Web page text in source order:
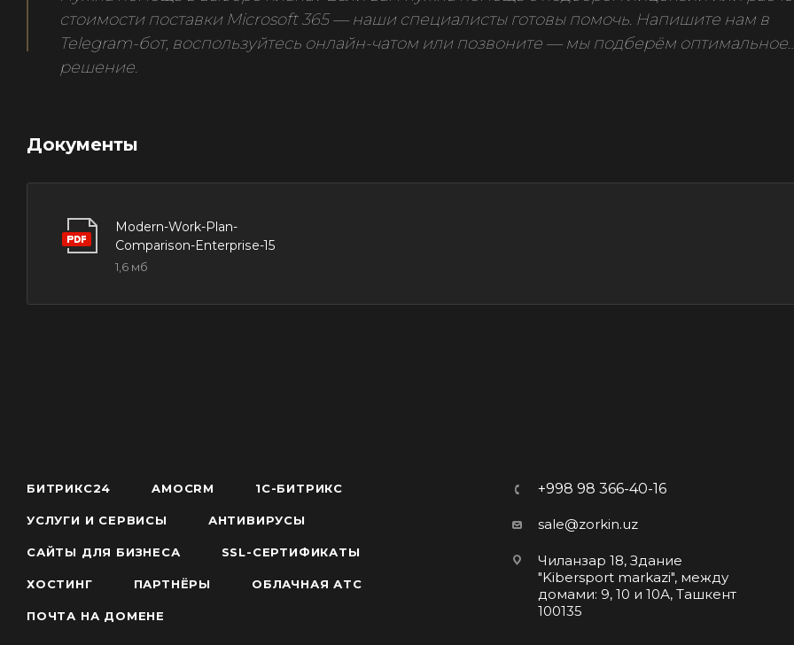
стоимости поставки Microsoft 365 — наши специалисты готовы помочь. Напишите нам в
Telegram-бот, воспользуйтесь онлайн-чатом или позвоните — мы подберём оптимальное
решение.
Документы
Modern-Work-Plan-
Comparison-Enterprise-15
1,6 мб
БИТРИКС24 AMOCRM 1С-БИТРИКС
УСЛУГИ И СЕРВИСЫ АНТИВИРУСЫ
САЙТЫ ДЛЯ БИЗНЕСА SSL-СЕРТИФИКАТЫ
ХОСТИНГ ПАРТНЁРЫ ОБЛАЧНАЯ АТС
ПОЧТА НА ДОМЕНЕ
+998 98 366-40-16
sale@zorkin.uz
Чиланзар 18, Здание
"Kibersport markazi", между
домами: 9, 10 и 10А, Ташкент
100135